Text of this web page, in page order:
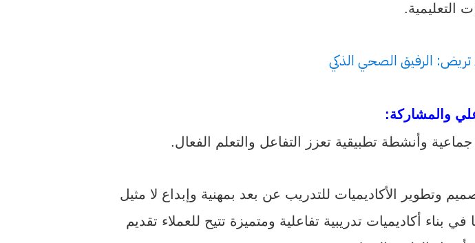
التعليمية.
الرفيق الصحي الذكي
والمشاركة:
وأنشطة تطبيقية تعزز التفاعل والتعلم الفعال.
وتطوير الأكاديميات للتدريب عن بعد بمهنية وإبداع لا مثيل
بناء أكاديميات تدريبية تفاعلية ومتميزة تتيح للعملاء تقديم